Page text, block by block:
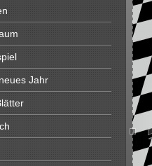
Jahr